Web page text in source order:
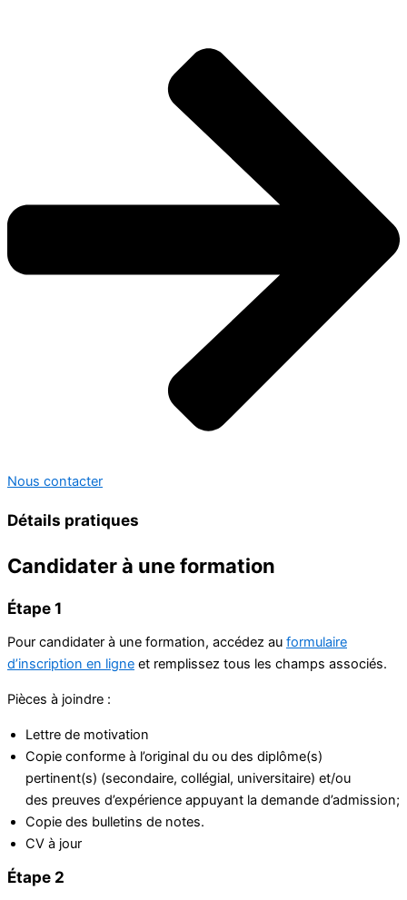
Nous contacter
Détails pratiques
Candidater à une formation
Étape 1
Pour candidater à une formation, accédez au formulaire
d’inscription en ligne et remplissez tous les champs associés.
Pièces à joindre :
Lettre de motivation
Copie conforme à l’original du ou des diplôme(s)
pertinent(s) (secondaire, collégial, universitaire) et/ou
des preuves d’expérience appuyant la demande d’admission;
Copie des bulletins de notes.
CV à jour
Étape 2